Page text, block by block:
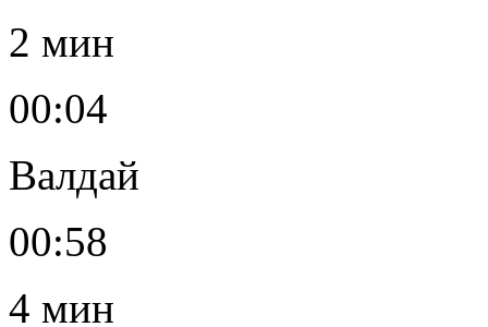
2 мин
00:04
Валдай
00:58
4 мин